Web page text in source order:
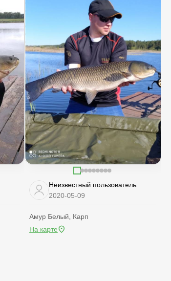
Неизвестный пользователь
2020-05-09
Амур Белый, Карп
На карте